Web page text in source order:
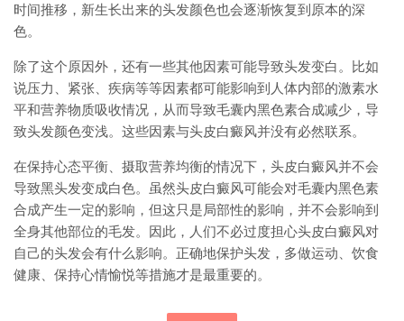
时间推移，新生长出来的头发颜色也会逐渐恢复到原本的深
色。
除了这个原因外，还有一些其他因素可能导致头发变白。比如
说压力、紧张、疾病等等因素都可能影响到人体内部的激素水
平和营养物质吸收情况，从而导致毛囊内黑色素合成减少，导
致头发颜色变浅。这些因素与头皮白癜风并没有必然联系。
在保持心态平衡、摄取营养均衡的情况下，头皮白癜风并不会
导致黑头发变成白色。虽然头皮白癜风可能会对毛囊内黑色素
合成产生一定的影响，但这只是局部性的影响，并不会影响到
全身其他部位的毛发。因此，人们不必过度担心头皮白癜风对
自己的头发会有什么影响。正确地保护头发，多做运动、饮食
健康、保持心情愉悦等措施才是最重要的。